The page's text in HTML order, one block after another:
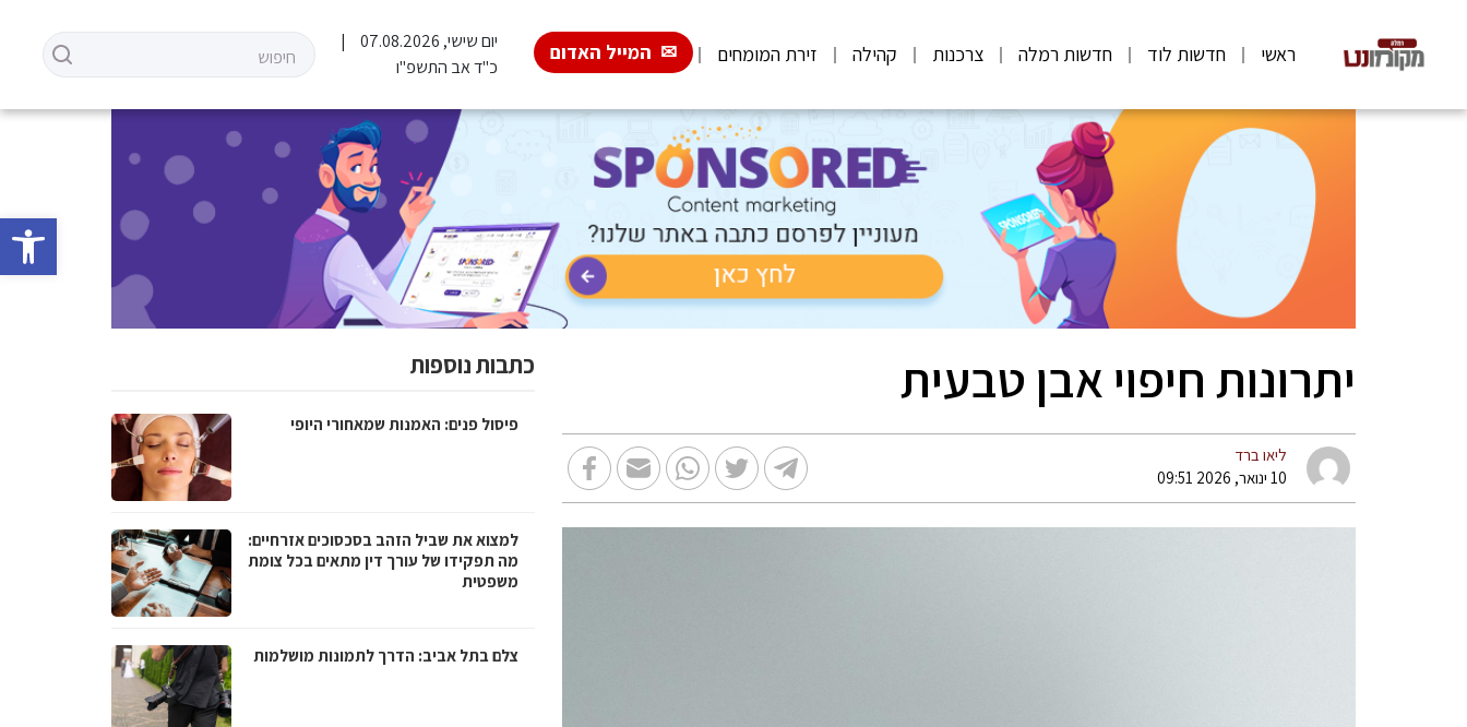
פתח
ראשי חדשות לוד חדשות רמלה צרכנות קהילה זירת המומחים המייל האדום
יום שישי, 07.08.2026
כ"ד אב התשפ"ו
יתרונות חיפוי אבן טבעית
ליאו ברד
10 ינואר, 2026 09:51
כתבות נוספות
פיסול פנים: האמנות שמאחורי היופי
למצוא את שביל הזהב בסכסוכים אזרחיים:
מה תפקידו של עורך דין מתאים בכל צומת
משפטית
צלם בתל אביב: הדרך לתמונות מושלמות